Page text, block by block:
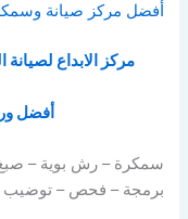
أفضل مركز صيانة
مركز الابداع
أفضل
سمكرة – رش بوية – صبغ
برمجة – فحص – توضيب